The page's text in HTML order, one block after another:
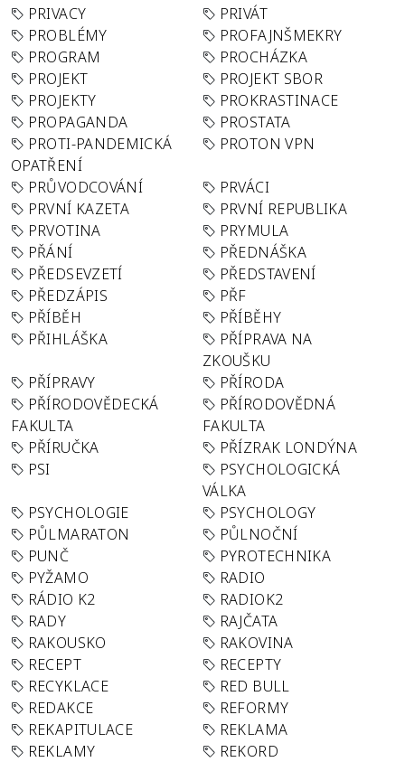
PRIVACY
PRIVÁT
PROBLÉMY
PROFAJNŠMEKRY
PROGRAM
PROCHÁZKA
PROJEKT
PROJEKT SBOR
PROJEKTY
PROKRASTINACE
PROPAGANDA
PROSTATA
PROTI-PANDEMICKÁ
OPATŘENÍ
PROTON VPN
PRŮVODCOVÁNÍ
PRVÁCI
PRVNÍ KAZETA
PRVNÍ REPUBLIKA
PRVOTINA
PRYMULA
PŘÁNÍ
PŘEDNÁŠKA
PŘEDSEVZETÍ
PŘEDSTAVENÍ
PŘEDZÁPIS
PŘF
PŘÍBĚH
PŘÍBĚHY
PŘIHLÁŠKA
PŘÍPRAVA NA
ZKOUŠKU
PŘÍPRAVY
PŘÍRODA
PŘÍRODOVĚDECKÁ
FAKULTA
PŘÍRODOVĚDNÁ
FAKULTA
PŘÍRUČKA
PŘÍZRAK LONDÝNA
PSI
PSYCHOLOGICKÁ
VÁLKA
PSYCHOLOGIE
PSYCHOLOGY
PŮLMARATON
PŮLNOČNÍ
PUNČ
PYROTECHNIKA
PYŽAMO
RADIO
RÁDIO K2
RADIOK2
RADY
RAJČATA
RAKOUSKO
RAKOVINA
RECEPT
RECEPTY
RECYKLACE
RED BULL
REDAKCE
REFORMY
REKAPITULACE
REKLAMA
REKLAMY
REKORD